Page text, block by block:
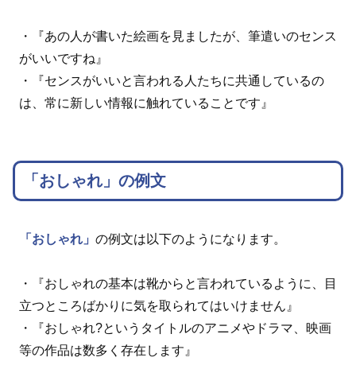
・『あの人が書いた絵画を見ましたが、筆遣いのセンス
がいいですね』
・『センスがいいと言われる人たちに共通しているの
は、常に新しい情報に触れていることです』
「おしゃれ」の例文
「おしゃれ」 の例文は以下のようになります。
・『おしゃれの基本は靴からと言われているように、目
立つところばかりに気を取られてはいけません』
・『おしゃれ?というタイトルのアニメやドラマ、映画
等の作品は数多く存在します』